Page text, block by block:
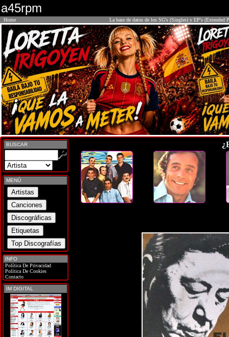
a45rpm
Home La base de datos de los SG's (Singles) y EP's (Extended
BUSCAR
MENÚ
INFO
Política De Privacidad
Política De Cookies
Contacto
IM DIGITAL